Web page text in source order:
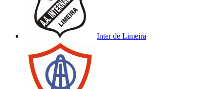
Inter de Limeira